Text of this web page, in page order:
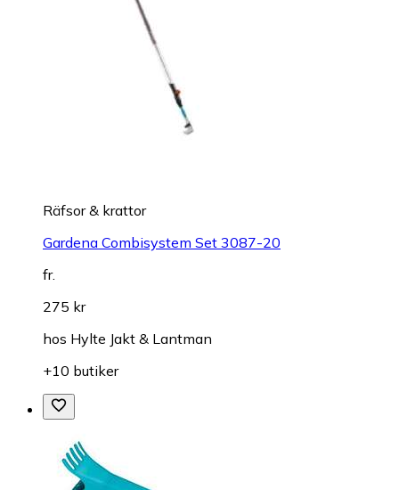
Räfsor & krattor
Gardena Combisystem Set 3087-20
fr.
275 kr
hos Hylte Jakt & Lantman
+10 butiker